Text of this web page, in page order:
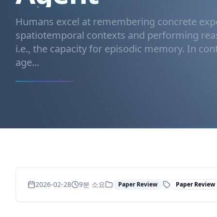
Humans excel at remembering concrete
spatiotemporal contexts and performing
i.e., the capacity for episodic memory. In
age...
2026-02-28 9분 소요 Paper Review Paper Review